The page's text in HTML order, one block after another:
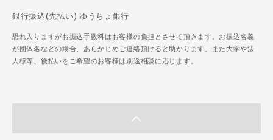
銀行振込(先払い) ゆうちょ銀行
恐れ入りますがお振込手数料はお客様の負担とさせて頂きます。お振込名義
が団体名などの場合、あらかじめご連絡頂けると助かります。また大学や法
人様等、後払いをご希望のお客様は別途相談に応じます。